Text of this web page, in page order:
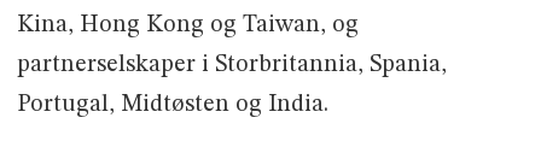
Kina, Hong Kong og Taiwan, og
partnerselskaper i Storbritannia, Spania,
Portugal, Midtøsten og India.